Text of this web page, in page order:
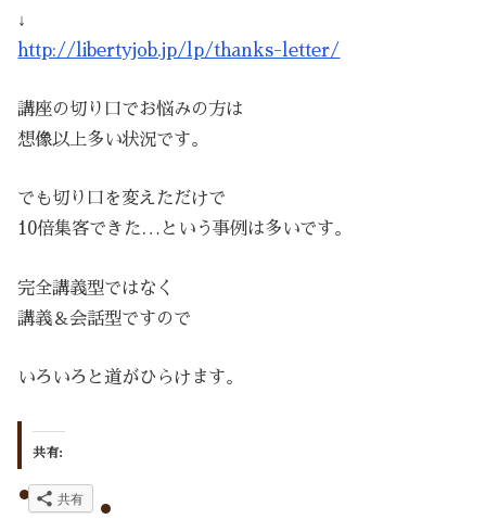
↓
http://libertyjob.jp/lp/thanks-letter/
講座の切り口でお悩みの方は
想像以上多い状況です。
でも切り口を変えただけで
10倍集客できた…という事例は多いです。
完全講義型ではなく
講義＆会話型ですので
いろいろと道がひらけます。
共有:
共有